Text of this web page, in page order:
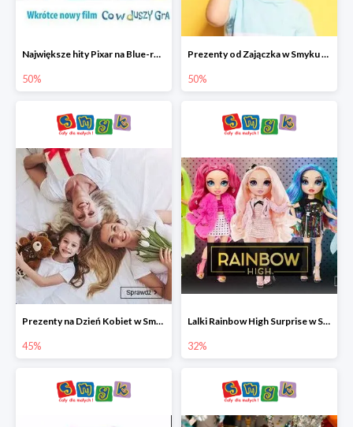
Największe hity Pixar na Blue-rey i DVD w Smyku - drugi film -50%
50%
Prezenty od Zajączka w Smyku do -50%
50%
Prezenty na Dzień Kobiet w Smyku do -45%
45%
Lalki Rainbow High Surprise w Smyku do -35%
32%